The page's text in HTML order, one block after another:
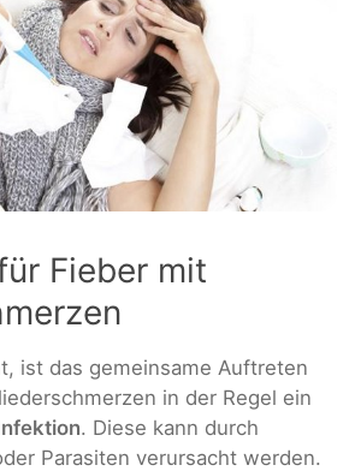
Fieber mit
ist das gemeinsame Auftreten
in der Regel ein
. Diese kann durch
Parasiten verursacht werden.